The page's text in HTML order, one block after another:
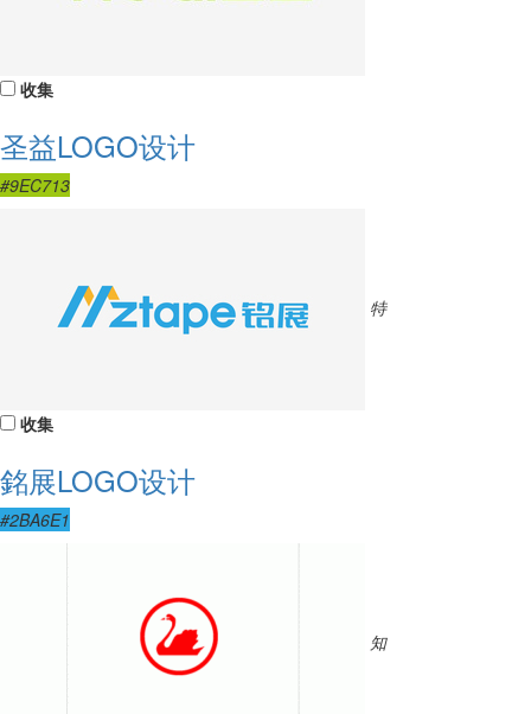
收集
圣益LOGO设计
#9EC713
特
收集
銘展LOGO设计
#2BA6E1
知